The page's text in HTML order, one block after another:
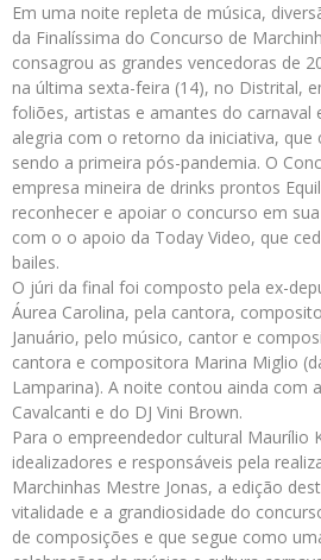
Em uma noite repleta de música,
da Finalíssima do Concurso de
consagrou as grandes vencedoras de
na última sexta-feira (14), no Distrital,
foliões, artistas e amantes do carnaval
alegria com o retorno da iniciativa, que
sendo a primeira pós-pandemia. O
empresa mineira de drinks prontos
reconhecer e apoiar o concurso em
com o o apoio da Today Video, que
bailes.
O júri da final foi composto pela ex-
Áurea Carolina, pela cantora,
Januário, pelo músico, cantor e
cantora e compositora Marina Miglio
Lamparina). A noite contou ainda com
Cavalcanti e do DJ Vini Brown.
Para o empreendedor cultural Maurílio
idealizadores e responsáveis pela
Marchinhas Mestre Jonas, a edição
vitalidade e a grandiosidade do
de composições e que segue como